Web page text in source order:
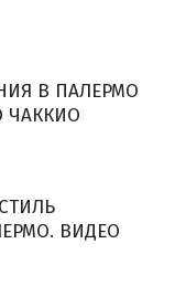
В ПАЛЕРМО
ЧАККИО
ВИДЕО